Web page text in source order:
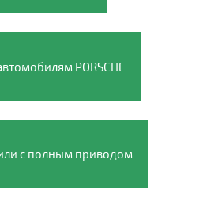
PORSCHE
с полным приводом